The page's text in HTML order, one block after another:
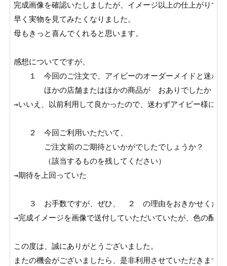
完成画像を確認いたしましたが、イメージ以上の仕上がりで
早く実物を見てみたくなりました。
母もきっと喜んでくれると思います。
感想についてですが、
１　今回のご注文で、アイビーのオーダーメイドと迷わ
ほかの店舗またはほかの商品が　おありでしたか？
→いいえ、以前利用して良かったので、迷わずアイビー様に即
２　今回ご利用いただいて、
ご注文前のご期待といかがでしたでしょうか？
（該当するものを残してください）
→期待を上回っていた
３　お手数ですが、ぜひ、　２　の理由をおきかせくだ
→完成イメージを画像で送付していただいていたが、色の配
この度は、誠にありがとうございました。
またの機会がございましたら、是非利用させていただきます。